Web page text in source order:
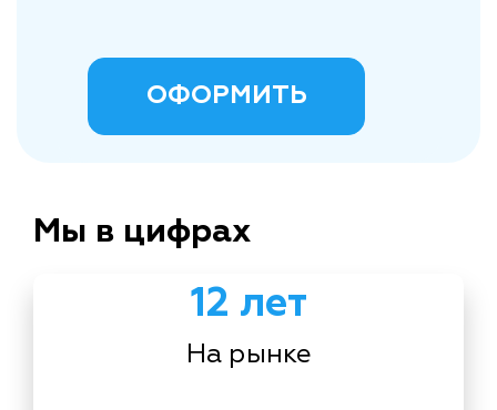
ОФОРМИТЬ
Мы в цифрах
12 лет
На рынке